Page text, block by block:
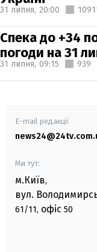
31 липня, 20:00
Спека до +34
погоди на 31
31 липня, 09:15 939
E-mail редакції
Ми тут:
м.Київ,
вул.
61/11, офіс 50